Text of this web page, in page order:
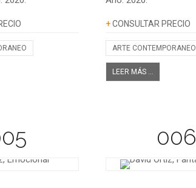
+ CONSULTAR PRECIO
ARTE CONTEMPORANEO
LEER MÁS ...
006